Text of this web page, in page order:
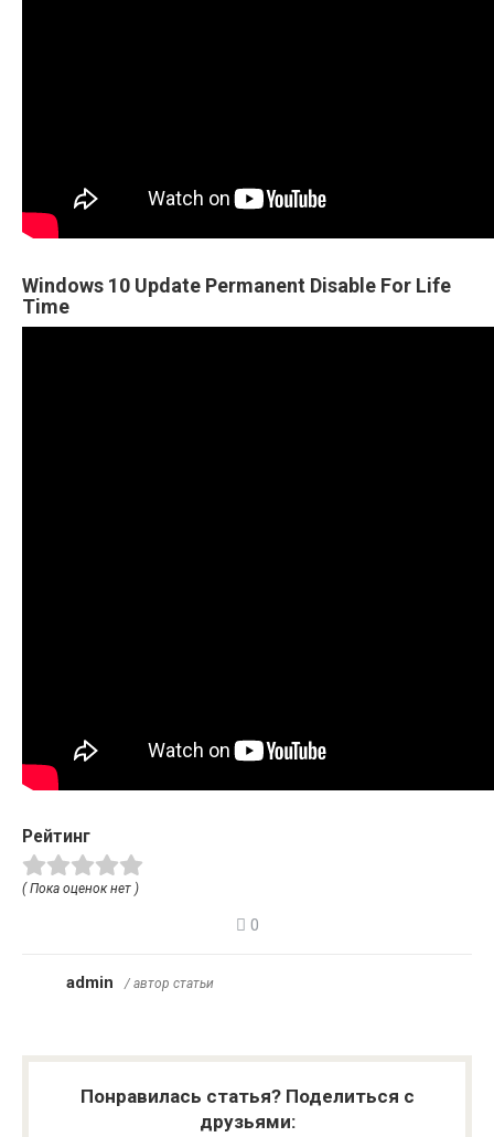
Windows 10 Update Permanent Disable For Life
Time
Рейтинг
( Пока оценок нет )
0
admin / автор статьи
Понравилась статья? Поделиться с
друзьями: